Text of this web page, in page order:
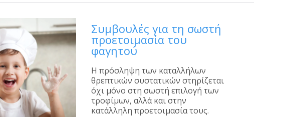
Συμβουλές για τη σωστή
προετοιμασία του
φαγητού
Η πρόσληψη των καταλλήλων
θρεπτικών συστατικών στηρίζεται
όχι μόνο στη σωστή επιλογή των
τροφίμων, αλλά και στην
κατάλληλη προετοιμασία τους.